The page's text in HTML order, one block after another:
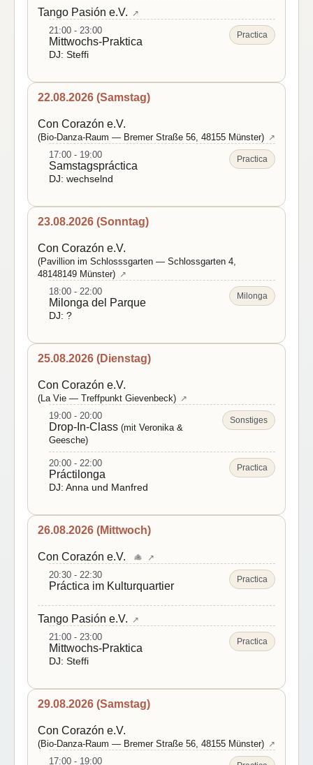
Tango Pasión e.V. ↗
21:00 - 23:00
Mittwochs-Praktica
DJ: Steffi
Practica
22.08.2026 (Samstag)
Con Corazón e.V.
(Bio-Danza-Raum — Bremer Straße 56, 48155 Münster) ↗
17:00 - 19:00
Samstagspráctica
DJ: wechselnd
Practica
23.08.2026 (Sonntag)
Con Corazón e.V.
(Pavillion im Schlosssgarten — Schlossgarten 4,
48148149 Münster) ↗
18:00 - 22:00
Milonga del Parque
DJ: ?
Milonga
25.08.2026 (Dienstag)
Con Corazón e.V.
(La Vie — Treffpunkt Gievenbeck) ↗
19:00 - 20:00
Drop-In-Class (mit Veronika &
Geesche)
Sonstiges
20:00 - 22:00
Práctilonga
DJ: Anna und Manfred
Practica
26.08.2026 (Mittwoch)
Con Corazón e.V. ↗
20:30 - 22:30
Práctica im Kulturquartier
Practica
Tango Pasión e.V. ↗
21:00 - 23:00
Mittwochs-Praktica
DJ: Steffi
Practica
29.08.2026 (Samstag)
Con Corazón e.V.
(Bio-Danza-Raum — Bremer Straße 56, 48155 Münster) ↗
17:00 - 19:00